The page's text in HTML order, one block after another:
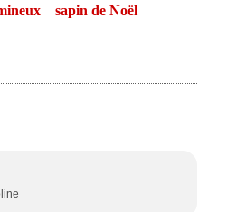
sapin de Noël